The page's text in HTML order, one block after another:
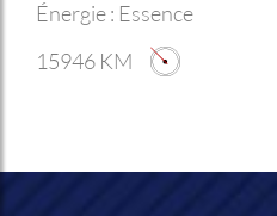
Énergie : Essence
15946 KM